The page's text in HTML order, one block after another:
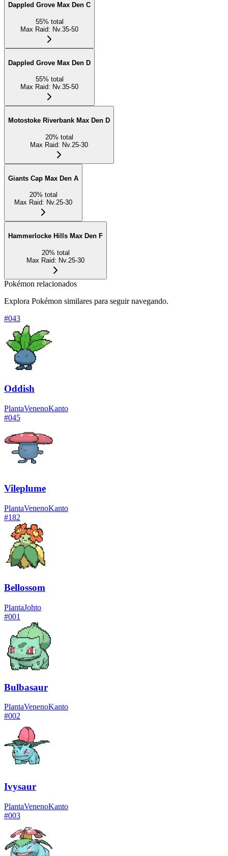
Dappled Grove Max Den C
55% total
Max Raid: Nv.35-50
Dappled Grove Max Den D
55% total
Max Raid: Nv.35-50
Motostoke Riverbank Max Den D
20% total
Max Raid: Nv.25-30
Giants Cap Max Den A
20% total
Max Raid: Nv.25-30
Hammerlocke Hills Max Den F
20% total
Max Raid: Nv.25-30
Pokémon relacionados
Explora Pokémon similares para seguir navegando.
#043
Oddish
PlantaVenenoKanto
#045
Vileplume
PlantaVenenoKanto
#182
Bellossom
PlantaJohto
#001
Bulbasaur
PlantaVenenoKanto
#002
Ivysaur
PlantaVenenoKanto
#003